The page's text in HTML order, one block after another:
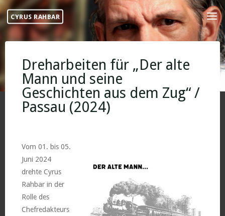
Skip
content
CYRUS RAHBAR
Dreharbeiten für „Der alte
Mann und seine
Geschichten aus dem Zug“ /
Passau (2024)
Vom 01. bis 05.
Juni 2024
drehte Cyrus
Rahbar in der
Rolle des
Chefredakteurs